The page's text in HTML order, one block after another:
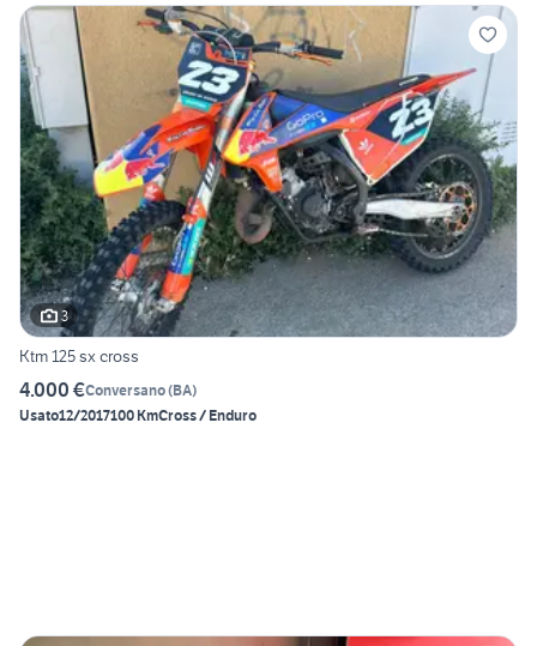
3
Ktm 125 sx cross
4.000 €Conversano(BA)
Usato12/2017100 KmCross / Enduro